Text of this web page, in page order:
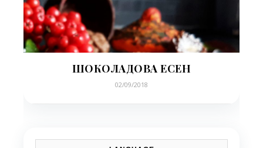
ШОКОЛАДОВА ЕСЕН
02/09/2018